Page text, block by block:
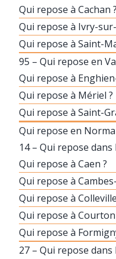
Qui repose à Cachan ?
Qui repose à Ivry-
Qui repose à Saint-
95 – Qui repose en
Qui repose à
Qui repose à Mériel ?
Qui repose à Saint-
Qui repose en
14 – Qui repose dans
Qui repose à Caen ?
Qui repose à
Qui repose à
Qui repose à
Qui repose à
27 – Qui repose dans